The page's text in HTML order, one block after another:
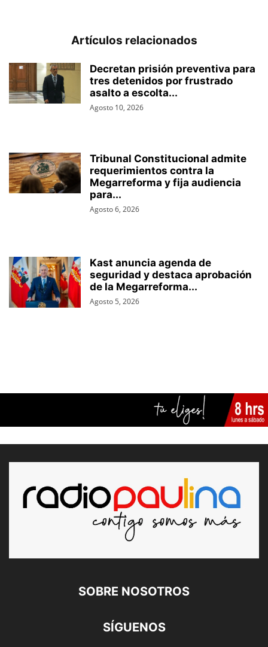
Artículos relacionados
Decretan prisión preventiva para
tres detenidos por frustrado
asalto a escolta...
Agosto 10, 2026
Tribunal Constitucional admite
requerimientos contra la
Megarreforma y fija audiencia
para...
Agosto 6, 2026
Kast anuncia agenda de
seguridad y destaca aprobación
de la Megarreforma...
Agosto 5, 2026
SOBRE NOSOTROS
SÍGUENOS